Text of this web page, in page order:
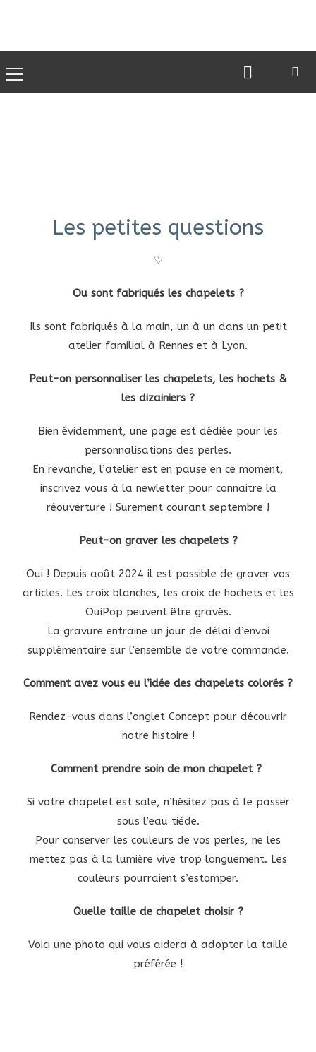
Les petites questions
♡
Ou sont fabriqués les chapelets ?
Ils sont fabriqués à la main, un à un dans un petit
atelier familial à Rennes et à Lyon.
Peut-on personnaliser les chapelets, les hochets &
les dizainiers ?
Bien évidemment, une page est dédiée pour les
personnalisations des perles.
En revanche, l’atelier est en pause en ce moment,
inscrivez vous à la newletter pour connaitre la
réouverture ! Surement courant septembre !
Peut-on graver les chapelets ?
Oui ! Depuis août 2024 il est possible de graver vos
articles. Les croix blanches, les croix de hochets et les
OuiPop peuvent être gravés.
La gravure entraine un jour de délai d’envoi
supplémentaire sur l’ensemble de votre commande.
Comment avez vous eu l’idée des chapelets colorés ?
Rendez-vous dans l’onglet Concept pour découvrir
notre histoire !
Comment prendre soin de mon chapelet ?
Si votre chapelet est sale, n’hésitez pas à le passer
sous l’eau tiède.
Pour conserver les couleurs de vos perles, ne les
mettez pas à la lumière vive trop longuement. Les
couleurs pourraient s’estomper.
Quelle taille de chapelet choisir ?
Voici une photo qui vous aidera à adopter la taille
préférée !